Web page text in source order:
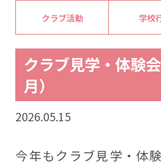
クラブ活動 学校
クラブ見学・体験
月）
2026.05.15
今年もクラブ見学・体